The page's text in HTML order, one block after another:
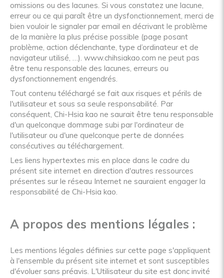
omissions ou des lacunes. Si vous constatez une lacune,
erreur ou ce qui paraît être un dysfonctionnement, merci de
bien vouloir le signaler par email en décrivant le problème
de la manière la plus précise possible (page posant
problème, action déclenchante, type d’ordinateur et de
navigateur utilisé, …). www.chihsiakao.com ne peut pas
être tenu responsable des lacunes, erreurs ou
dysfonctionnement engendrés.
Tout contenu téléchargé se fait aux risques et périls de
l'utilisateur et sous sa seule responsabilité. Par
conséquent, Chi-Hsia kao ne saurait être tenu responsable
d'un quelconque dommage subi par l'ordinateur de
l'utilisateur ou d'une quelconque perte de données
consécutives au téléchargement.
Les liens hypertextes mis en place dans le cadre du
présent site internet en direction d'autres ressources
présentes sur le réseau Internet ne sauraient engager la
responsabilité de Chi-Hsia kao.
A propos des mentions légales :
Les mentions légales définies sur cette page s'appliquent
à l'ensemble du présent site internet et sont susceptibles
d'évoluer sans préavis. L'Utilisateur du site est donc invité